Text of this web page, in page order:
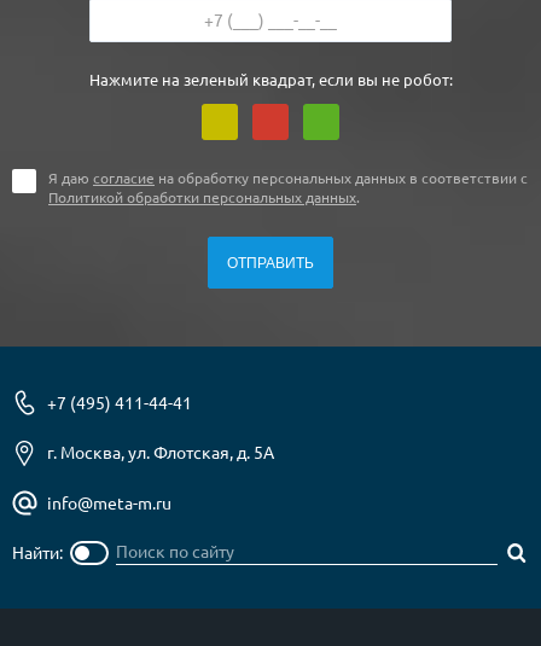
Нажмите на зеленый квадрат, если вы не робот:
Я даю согласие на обработку персональных данных в соответствии с
Политикой обработки персональных данных
+7 (495) 411-44-41
г. Москва, ул. Флотская, д. 5А
info@meta-m.ru
Найти: